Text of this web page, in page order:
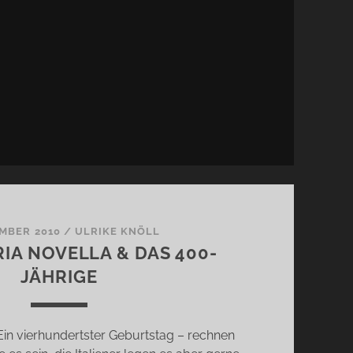
2010 / ULRIKE KNÖLL
NOVELLA & DAS 400-
JÄHRIGE
vierhundertster Geburtstag – rechnen